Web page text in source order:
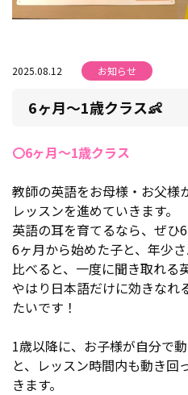
2025.08.12 お知らせ
6ヶ月～1歳クラス👶
〇6ヶ月～1歳クラス
教師の英語をお母様・お父様
レッスンを進めていきます。
英語の耳を育てるなら、ぜひ
6ヶ月から始めた子と、年少
比べると、一度に聞き取れる
やはり日本語だけに効きなれ
たいです！
1歳以降に、お子様が自分で
と、レッスン時間内も動き回
きます。